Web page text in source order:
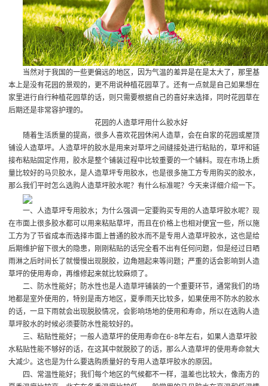
当然对于我国的一些更偏远的地区，因为气温的差异是在是太大了，那里基
本上是没有花园的景观的，更不用说种植花园草了。还有一点就是自己如果想在
家里进行自行种植花园草的话，则只需要根据自己的喜好来选择，同时花园草在
后期还是非常容护理的。
花园的人造草坪用什么胶水好
随着生活质量的提高，很多人喜欢花园休闲人造草，会在自家的花园或屋顶
铺设人造草坪。人造草坪的胶水是用来对草坪之间缝接处进行粘贴的，草坪和链
接布粘贴固定作用，胶水是整个铺装过程中比较重要的一个辅料。现在市场上质
量比较好的马贝胶水，是人造草坪专用胶水，也是很多施工方专用购买的胶水，
那么我们平时怎么选购人造草坪胶水呢？有什么标准呢？今天来详细介绍一下。
一、人造草坪专用胶水；为什么强调一定要购买专用的人造草坪胶水呢？现
在市面上很多胶水都可以用来粘贴草坪，而且在价格上也相对便宜一些，所以施
工方为了节省成本而选择市面上普通的胶水而不是专用人造草坪胶水，这也是给
后期维护留下很大的隐患，刚刚粘贴的话完全看不出有任何问题，但是经过日晒
雨淋之后时间长了就慢慢出现脱胶，边角翘起来等问题；严重的话会影响到人造
草坪的使用寿命，再维修起来就比较麻烦了。
二、防水性能好；防水性也是人造草坪铺装的一个重要环节，通常我们的场
地都是室外使用的，特别是南方地区，夏季雨天比较多，如果使用不防水的胶水
的话，一旦下雨就会出现脱胶情况，会影响场地的使用和寿命，所以在选购人造
草坪胶水的时候必须要防水性能较好的。
三、粘贴性能好；一般人造草坪的使用寿命在6-8年左右，如果人造草坪胶
水粘贴性能不够好的话，在这其中就脱胶了的话，那么人造草坪的使用寿命就大
大减少。这也是为什么要选购质量好的专用人造草坪胶水的原因。
四、常温性能好；我们每个地区的气候都不一样，温差也比较大，像南方的